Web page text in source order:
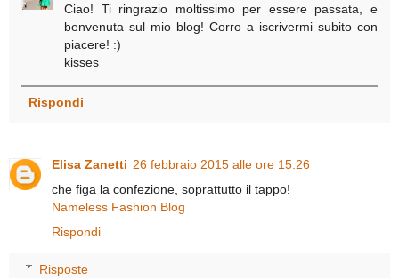
Ciao! Ti ringrazio moltissimo per essere passata, e
benvenuta sul mio blog! Corro a iscrivermi subito con
piacere! :)
kisses
Rispondi
Elisa Zanetti 26 febbraio 2015 alle ore 15:26
che figa la confezione, soprattutto il tappo!
Nameless Fashion Blog
Rispondi
Risposte